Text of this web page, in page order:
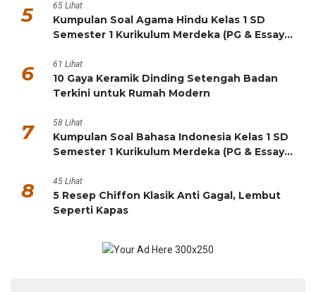
5 65 Lihat
Kumpulan Soal Agama Hindu Kelas 1 SD
Semester 1 Kurikulum Merdeka (PG & Essay
6 61 Lihat
10 Gaya Keramik Dinding Setengah Badan
Terkini untuk Rumah Modern
7 58 Lihat
Kumpulan Soal Bahasa Indonesia Kelas 1 SD
Semester 1 Kurikulum Merdeka (PG & Essay
8 45 Lihat
5 Resep Chiffon Klasik Anti Gagal, Lembut
Seperti Kapas